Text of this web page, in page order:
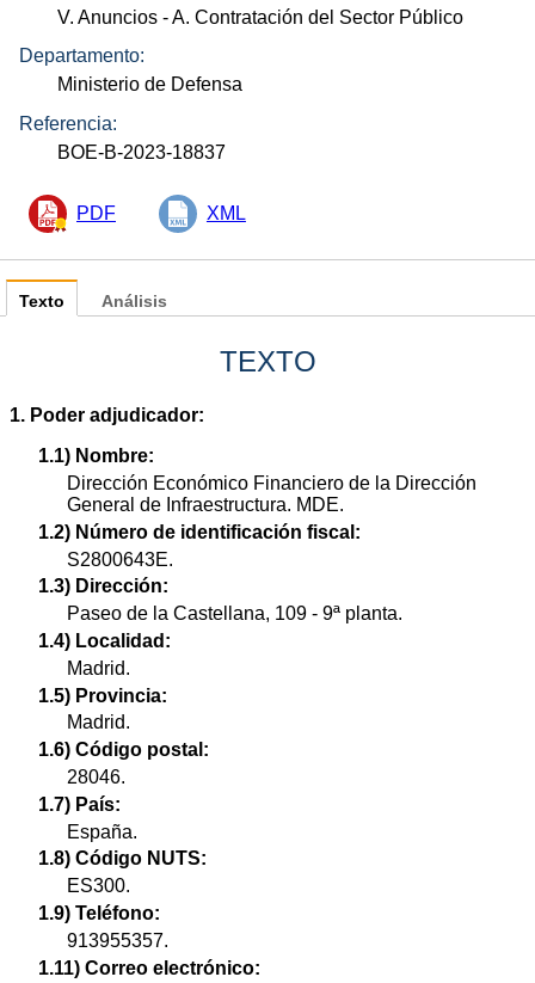
V. Anuncios - A. Contratación del Sector Público
Departamento:
Ministerio de Defensa
Referencia:
BOE-B-2023-18837
PDF XML
Texto
TEXTO
1. Poder adjudicador:
1.1) Nombre:
Dirección Económico Financiero de la Dirección
General de Infraestructura. MDE.
1.2) Número de identificación fiscal:
S2800643E.
1.3) Dirección:
Paseo de la Castellana, 109 - 9ª planta.
1.4) Localidad:
Madrid.
1.5) Provincia:
Madrid.
1.6) Código postal:
28046.
1.7) País:
España.
1.8) Código NUTS:
ES300.
1.9) Teléfono:
913955357.
1.11) Correo electrónico:
Análisis